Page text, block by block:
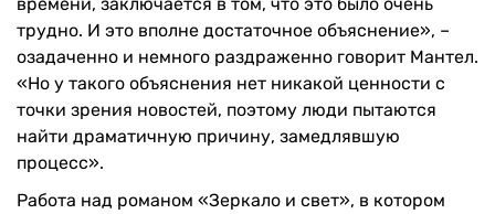
трудно. И это вполне достаточное объяснение», –
озадаченно и немного раздраженно говорит Мантел.
«Но у такого объяснения нет никакой ценности с
точки зрения новостей, поэтому люди пытаются
найти драматичную причину, замедлявшую
процесс».
Работа над романом «Зеркало и свет», в котором